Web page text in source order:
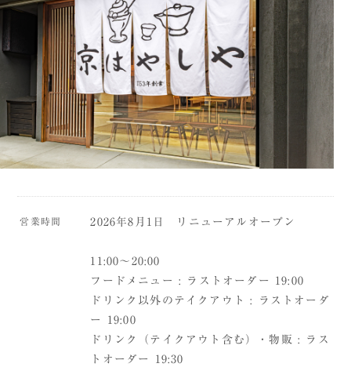
営業時間 2026年8月1日 リニューアルオープン
11:00〜20:00
フードメニュー : ラストオーダー 19:00
ドリンク以外のテイクアウト : ラストオーダ
ー 19:00
ドリンク（テイクアウト含む）・物販 : ラス
トオーダー 19:30